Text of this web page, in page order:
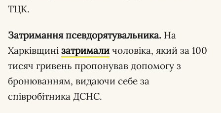
ТЦК.
Затримання псевдорятувальника. На
Харківщині затримали чоловіка, який за 100
тисяч гривень пропонував допомогу з
бронюванням, видаючи себе за
співробітника ДСНС.